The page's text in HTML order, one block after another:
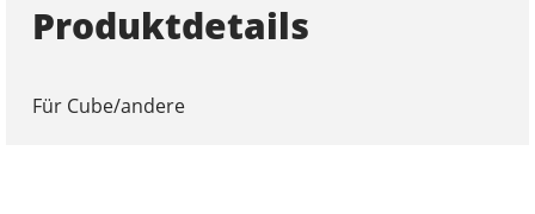
Produktdetails
Für Cube/andere